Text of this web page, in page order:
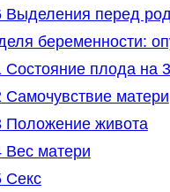
Выделения перед
беременности:
Состояние плода на
Самочувствие матери
Положение живота
Вес матери
Секс